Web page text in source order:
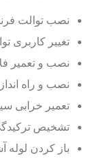
نصب توالت
تغییر کاربری
نصب و تعمیر
نصب و راه
تعمیر خرابی
تشخیص
باز کردن لوله